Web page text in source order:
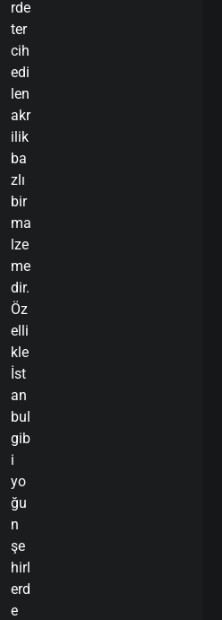
rde
ter
cih
edi
len
akr
ilik
ba
zlı
bir
ma
lze
me
dir.
Öz
elli
kle
İst
an
bul
gib
i
yo
ğu
n
şe
hirl
erd
e